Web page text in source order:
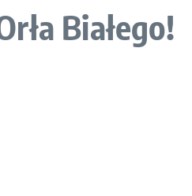
Białego!